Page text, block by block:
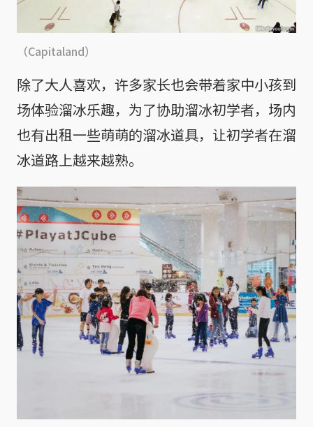
（Capitaland）
除了大人喜欢，许多家长也会带着家中小孩到
场体验溜冰乐趣，为了协助溜冰初学者，场内
也有出租一些萌萌的溜冰道具，让初学者在溜
冰道路上越来越熟。